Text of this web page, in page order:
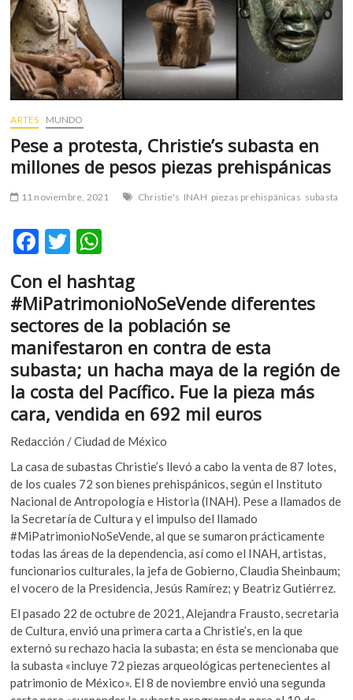
e
ARTES MUNDO
Pese a protesta, Christie’s subasta en
millones de pesos piezas prehispánicas
11 noviembre, 2021 Christie's INAH piezas prehispánicas subasta
F
ac
e
b
o
o
k
T
itt
er
at
s
A
p
p
Con el hashtag
#MiPatrimonioNoSeVende diferentes
sectores de la población se
manifestaron en contra de esta
subasta; un hacha maya de la región de
la costa del Pacífico. Fue la pieza más
cara, vendida en 692 mil euros
Redacción / Ciudad de México
La casa de subastas Christie’s llevó a cabo la venta de 87 lotes,
de los cuales 72 son bienes prehispánicos, según el Instituto
Nacional de Antropología e Historia (INAH). Pese a llamados de
la Secretaría de Cultura y el impulso del llamado
#MiPatrimonioNoSeVende, al que se sumaron prácticamente
todas las áreas de la dependencia, así como el INAH, artistas,
funcionarios culturales, la jefa de Gobierno, Claudia Sheinbaum;
el vocero de la Presidencia, Jesús Ramírez; y Beatriz Gutiérrez.
El pasado 22 de octubre de 2021, Alejandra Frausto, secretaria
de Cultura, envió una primera carta a Christie’s, en la que
externó su rechazo hacia la subasta; en ésta se mencionaba que
la subasta «incluye 72 piezas arqueológicas pertenecientes al
patrimonio de México». El 8 de noviembre envió una segunda